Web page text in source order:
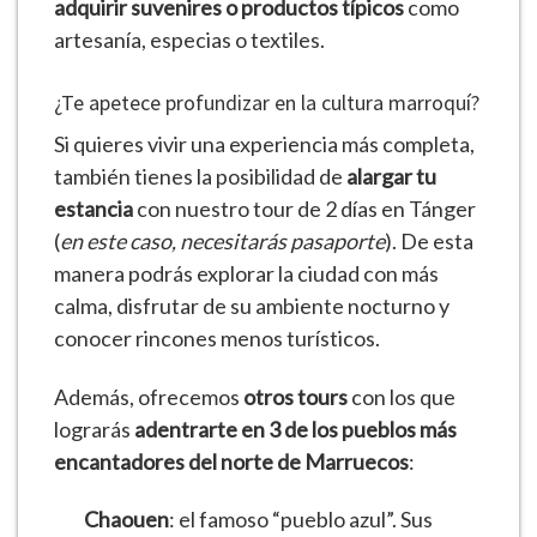
adquirir suvenires o productos típicoscomo
artesanía, especias o textiles.
¿Te apetece profundizar en la cultura marroquí?
Si quieres vivir una experiencia más completa,
también tienes la posibilidad de alargar tu
estanciacon nuestrotour de 2 días en Tánger
(en este caso, necesitarás pasaporte). De esta
manera podrás explorar la ciudad con más
calma, disfrutar de su ambiente nocturno y
conocer rincones menos turísticos.
Además, ofrecemos otros tourscon los que
lograrás adentrarte en 3 de los pueblos más
encantadores del norte de Marruecos:
Chaouen: el famoso “pueblo azul”. Sus